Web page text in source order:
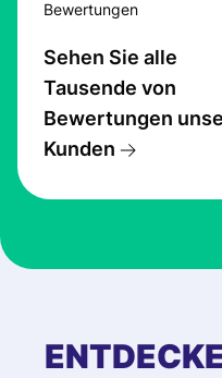
Bewertungen
Sehen Sie alle
Tausende von
Bewertungen
Kunden